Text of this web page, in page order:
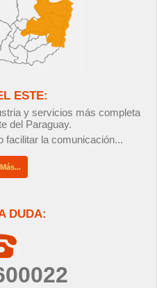
ESTE:
y servicios más completa
del Paraguay.
facilitar la comunicación...
DUDA: